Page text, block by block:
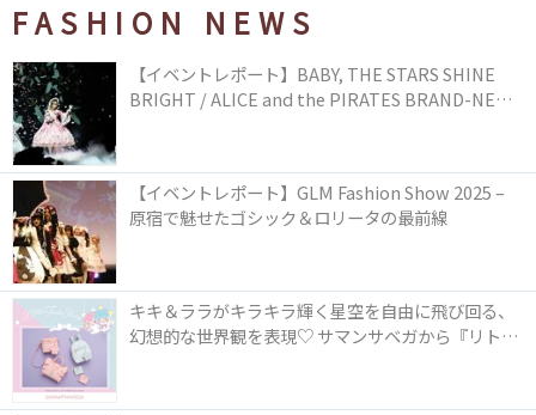
FASHION NEWS
【イベントレポート】BABY, THE STARS SHINE
BRIGHT / ALICE and the PIRATES BRAND-NEW
【イベントレポート】GLM Fashion Show 2025 –
原宿で魅せたゴシック＆ロリータの最前線
キキ＆ララがキラキラ輝く星空を自由に飛び回る、
幻想的な世界観を表現♡ サマンサベガから『リトル